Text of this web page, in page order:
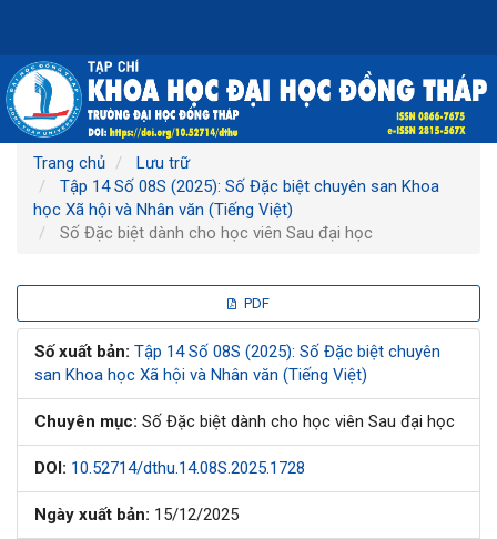
chính
Nội
dung
chính
Thanh
bên
Trang chủ
Lưu trữ
Tập 14 Số 08S (2025): Số Đặc biệt chuyên san Khoa
học Xã hội và Nhân văn (Tiếng Việt)
Số Đặc biệt dành cho học viên Sau đại học
bên
bài
viết
PDF
Số xuất bản: Tập 14 Số 08S (2025): Số Đặc biệt chuyên
san Khoa học Xã hội và Nhân văn (Tiếng Việt)
Chuyên mục: Số Đặc biệt dành cho học viên Sau đại học
DOI: 10.52714/dthu.14.08S.2025.1728
Ngày xuất bản: 15/12/2025